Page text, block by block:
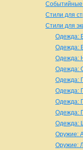
Стили для
Стили для
Одежда:
Одежда:
Одежда:
Одежда:
Одежда:
Одежда:
Одежда:
Одежда:
Одежда:
Оружие:
Оружие: